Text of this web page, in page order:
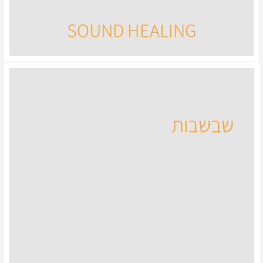
SOUND HEALING
שבשבות
שבשבת נוי מעץ, במגוון צבעים המשמשת לקישוט חצר הבית.